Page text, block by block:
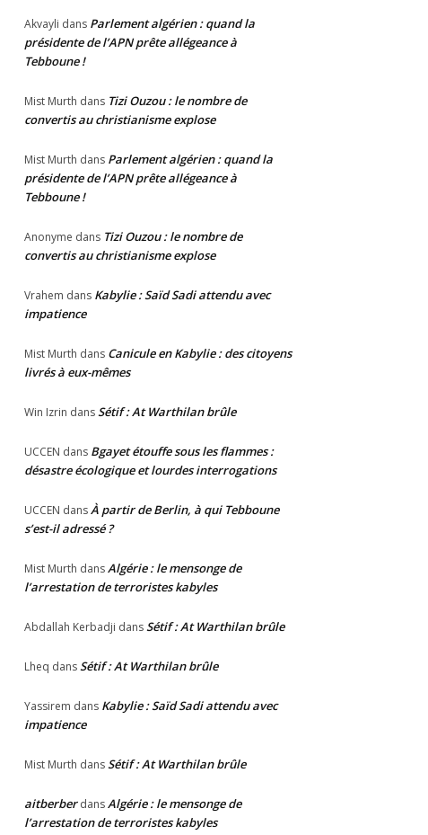
Akvayli dans Parlement algérien : quand la
présidente de l’APN prête allégeance à
Tebboune !
Mist Murth dans Tizi Ouzou : le nombre de
convertis au christianisme explose
Mist Murth dans Parlement algérien : quand la
présidente de l’APN prête allégeance à
Tebboune !
Anonyme dans Tizi Ouzou : le nombre de
convertis au christianisme explose
Vrahem dans Kabylie : Saïd Sadi attendu avec
impatience
Mist Murth dans Canicule en Kabylie : des citoyens
livrés à eux-mêmes
Win Izrin dansSétif : At Warthilan brûle
UCCEN dans Bgayet étouffe sous les flammes :
désastre écologique et lourdes interrogations
UCCEN dansÀ partir de Berlin, à qui Tebboune
s’est-il adressé ?
Mist Murth dansAlgérie : le mensonge de
l’arrestation de terroristes kabyles
Abdallah Kerbadji dansSétif : At Warthilan brûle
Lheq dansSétif : At Warthilan brûle
Yassirem dans Kabylie : Saïd Sadi attendu avec
impatience
Mist Murth dansSétif : At Warthilan brûle
aitberberdansAlgérie : le mensonge de
l’arrestation de terroristes kabyles